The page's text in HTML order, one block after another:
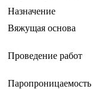
Назначение
Вяжущая основа
Проведение работ
Паропроницаемость